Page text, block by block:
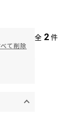
べて削除
全 2 件